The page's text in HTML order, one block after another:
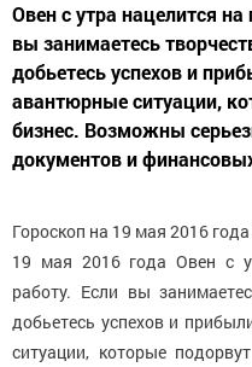
Овен с утра нацелится
вы занимаетесь
добьетесь успехов и
авантюрные ситуации,
бизнес. Возможны
документов и
Гороскоп на 19 мая 2016
19 мая 2016 года Овен с
работу. Если вы
добьетесь успехов и
ситуации, которые